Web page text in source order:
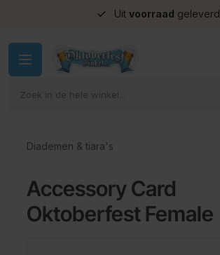
Uit voorraad geleverd
Diademen & tiara's
Accessory Card
Oktoberfest Female